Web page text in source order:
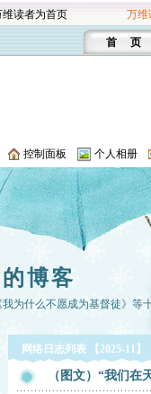
维读者为首页 万维
首 页
控制面板 个人相册
博客
为什么不愿成为基督徒》等
网络日志列表 【2025-11】
（图文）“我们